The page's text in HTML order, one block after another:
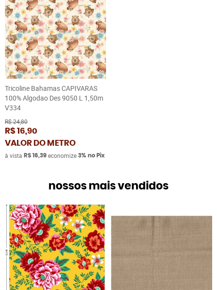
Tricoline Bahamas CAPIVARAS
100% Algodao Des 9050 L 1,50m
V334
R$ 24,80
R$ 16,90
VALOR DO METRO
à vista R$ 16,39 economize 3% no Pix
nossos mais vendidos